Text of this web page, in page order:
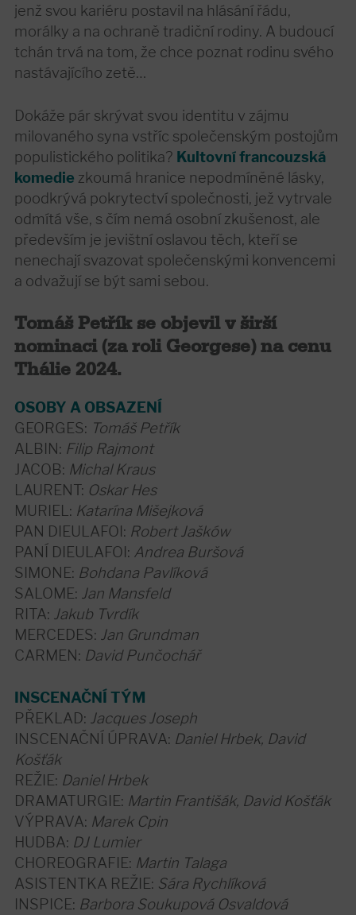
jenž svou kariéru postavil na hlásání řádu,
morálky a na ochraně tradiční rodiny. A budoucí
tchán trvá na tom, že chce poznat rodinu svého
nastávajícího zetě…
Dokáže pár skrývat svou identitu v zájmu
milovaného syna vstříc společenským postojům
populistického politika? Kultovní francouzská
komedie zkoumá hranice nepodmíněné lásky,
poodkrývá pokrytectví společnosti, jež vytrvale
odmítá vše, s čím nemá osobní zkušenost, ale
především je jevištní oslavou těch, kteří se
nenechají svazovat společenskými konvencemi
a odvažují se být sami sebou.
Tomáš Petřík se objevil v širší
nominaci (za roli Georgese) na cenu
Thálie 2024.
OSOBY A OBSAZENÍ
GEORGES: Tomáš Petřík
ALBIN: Filip Rajmont
JACOB: Michal Kraus
LAURENT: Oskar Hes
MURIEL: Katarína Mišejková
PAN DIEULAFOI: Robert Jašków
PANÍ DIEULAFOI: Andrea Buršová
SIMONE: Bohdana Pavlíková
SALOME: Jan Mansfeld
RITA: Jakub Tvrdík
MERCEDES: Jan Grundman
CARMEN: David Punčochář
INSCENAČNÍ TÝM
PŘEKLAD: Jacques Joseph
INSCENAČNÍ ÚPRAVA: Daniel Hrbek, David
Košťák
REŽIE: Daniel Hrbek
DRAMATURGIE: Martin Františák, David Košťák
VÝPRAVA: Marek Cpin
HUDBA: DJ Lumier
CHOREOGRAFIE: Martin Talaga
ASISTENTKA REŽIE: Sára Rychlíková
INSPICE: Barbora Soukupová Osvaldová